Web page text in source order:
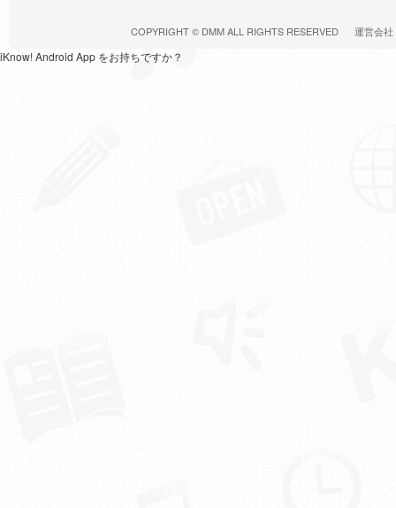
COPYRIGHT © DMMALL RIGHTS RESERVED 運営会社
iKnow! Android App をお持ちですか？